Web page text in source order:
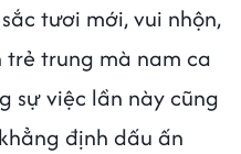
tươi mới, vui nhộn,
trung mà nam ca
sự việc lần này cũng
định dấu ấn